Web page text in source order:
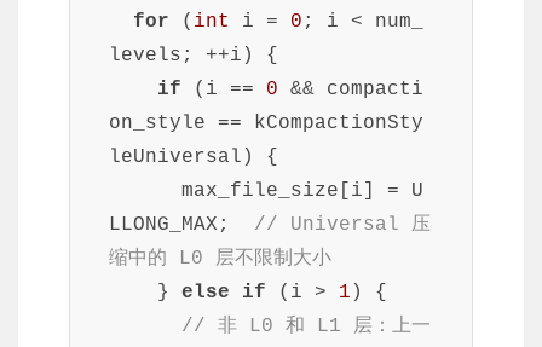
for ( int i = 0 ; i < num_
levels; ++i) {
if (i == 0 && compacti
on_style == kCompactionSty
leUniversal) {
LLONG_MAX; // Universal 压
缩中的 L0 层不限制大小
    }
else if (i > 1 ) {
// 非 L0 和 L1 层：上一